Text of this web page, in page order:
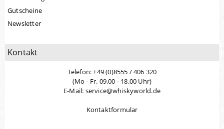
Gutscheine
Newsletter
Kontakt
Telefon: +49 (0)8555 / 406 320
(Mo - Fr. 09.00 - 18.00 Uhr)
E-Mail: service@whiskyworld.de
Kontaktformular